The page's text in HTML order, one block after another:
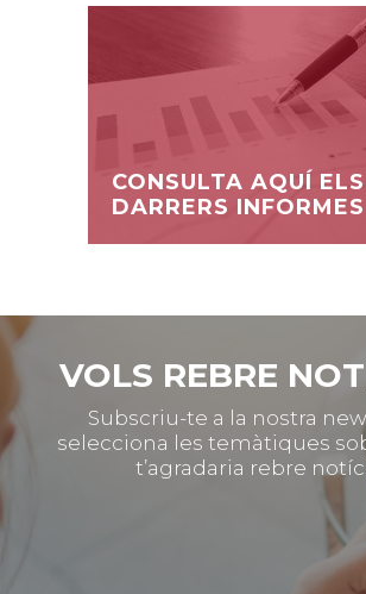
CONSULTA AQUÍ ELS
DARRERS INFORMES
VOLS REBRE
Subscriu-te a la nostra
selecciona les temàtiques
t’agradaria rebre